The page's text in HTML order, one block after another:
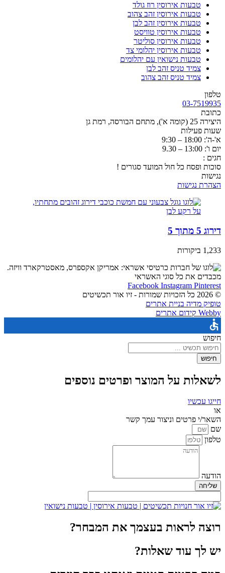
טבעות אירוסין רוז גולד
טבעות אירוסין זהב צהוב
טבעות אירוסין זהב לבן
טבעות אירוסין טוויסט
טבעות אירוסין סוליטר
טבעות אירוסין יהלומי צד
טבעות נישואין עם יהלומים
צמיד טניס זהב לבן
צמיד טניס זהב צהוב
טלפון
03-7519935
כתובת
היצירה 25 (קומה א'), מתחם הבורסה, רמת גן
שעות פעילות
א'-ה': 18:00 – 9:30
יום ו': 13:00 – 9.30
חגים :
סוכות ופסח כל חול המועד סגורים !
נגישות
הצהרת נגישות
דירוג 5 מתוך 5
1,233 ביקורות
מכבדים את כל סוגי האשראי
Facebook Instagram Pinterest
© 2026 כל הזכויות שמורות - זיו אור תכשיטים
טופיק מדיה בניית אתרים
Webby קידום אתרים
חיפוש
חיפוש
לשאלות על המוצר ופרטים נוספים
חייגו עכשיו
או
השאר/י פרטים וניצור עמך קשר
שם
טלפון
הודעה
שליחה
רוצה לראות בעצמך את המבחר?
יש לך עוד שאלות?